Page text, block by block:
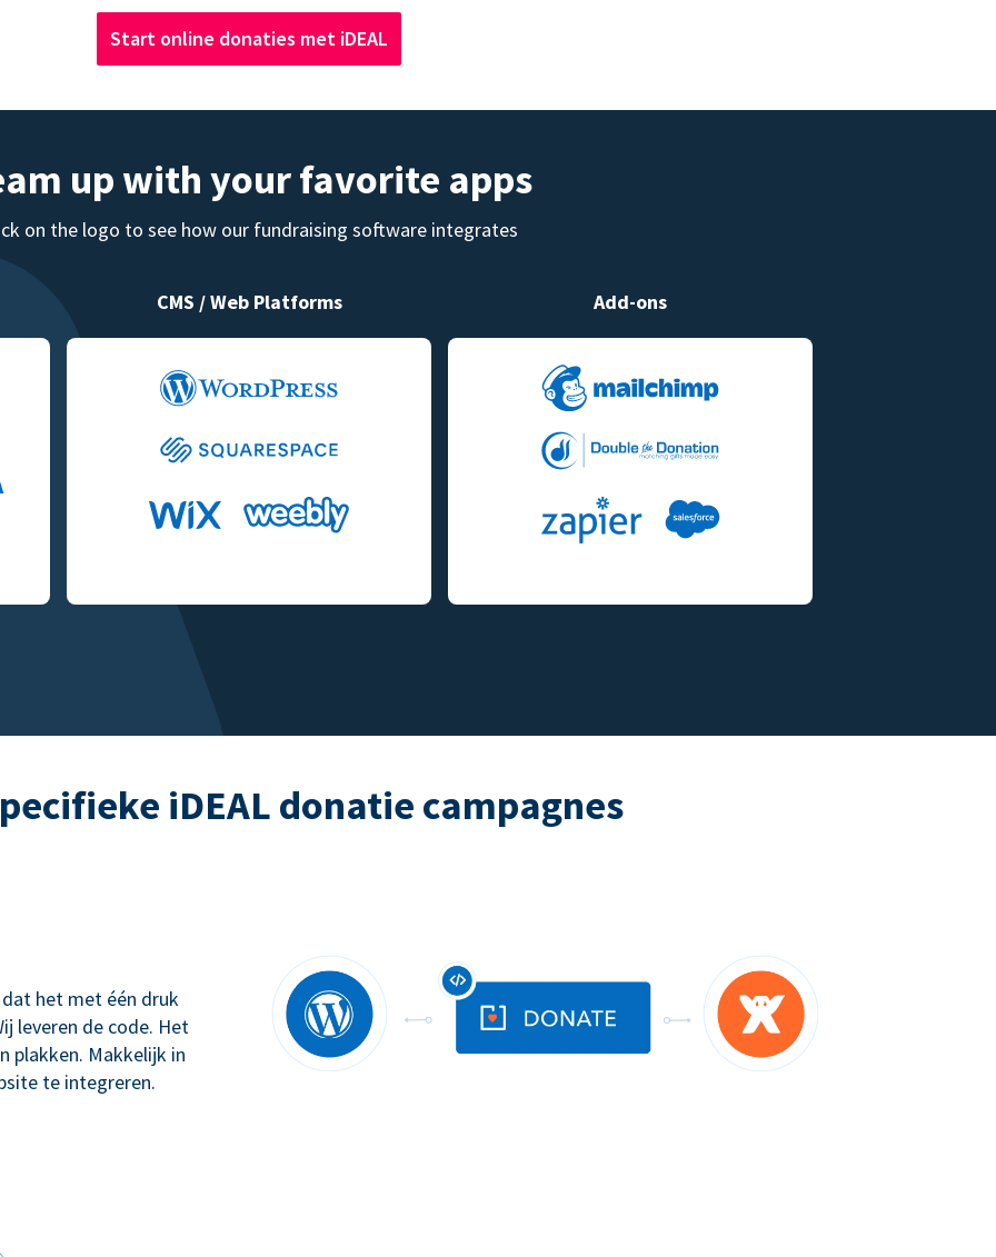
Start online donaties met iDEAL
up with your favorite apps
on the logo to see how our fundraising software integrates
CMS / Web Platforms Add-ons
iDEAL donatie campagnes
het met één druk
leveren de code. Het
plakken. Makkelijk in
te integreren.